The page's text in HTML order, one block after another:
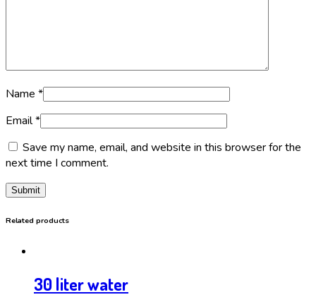
Name *
Email*
Save my name, email, and website in this browser for the
next time I comment.
Related products
30 liter water